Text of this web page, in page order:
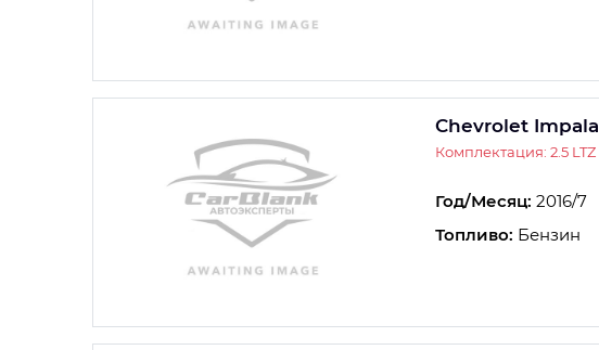
Chevrolet Impala
Комплектация: 2.5 LTZ
Год/Месяц: 2016/7
Топливо: Бензин